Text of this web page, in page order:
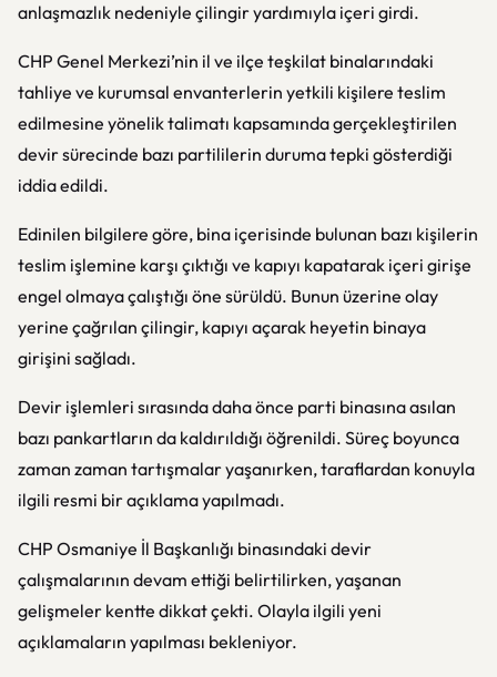
anlaşmazlık nedeniyle çilingir yardımıyla içeri girdi.
CHP Genel Merkezi’nin il ve ilçe teşkilat binalarındaki
tahliye ve kurumsal envanterlerin yetkili kişilere teslim
edilmesine yönelik talimatı kapsamında gerçekleştirilen
devir sürecinde bazı partililerin duruma tepki gösterdiği
iddia edildi.
Edinilen bilgilere göre, bina içerisinde bulunan bazı kişilerin
teslim işlemine karşı çıktığı ve kapıyı kapatarak içeri girişe
engel olmaya çalıştığı öne sürüldü. Bunun üzerine olay
yerine çağrılan çilingir, kapıyı açarak heyetin binaya
girişini sağladı.
Devir işlemleri sırasında daha önce parti binasına asılan
bazı pankartların da kaldırıldığı öğrenildi. Süreç boyunca
zaman zaman tartışmalar yaşanırken, taraflardan konuyla
ilgili resmi bir açıklama yapılmadı.
CHP Osmaniye İl Başkanlığı binasındaki devir
çalışmalarının devam ettiği belirtilirken, yaşanan
gelişmeler kentte dikkat çekti. Olayla ilgili yeni
açıklamaların yapılması bekleniyor.